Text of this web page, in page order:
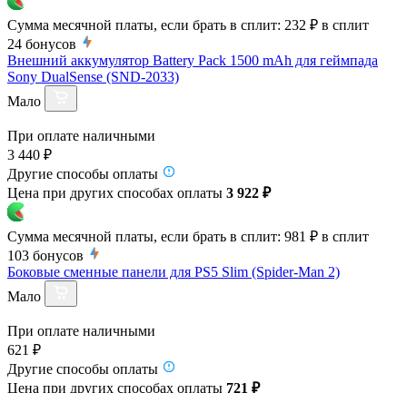
Сумма месячной платы, если брать в сплит: 232 ₽ в сплит
24 бонусов
Внешний аккумулятор Battery Pack 1500 mAh для геймпада
Sony DualSense (SND-2033)
Мало
При оплате наличными
3 440 ₽
Другие способы оплаты
Цена при других способах оплаты 3 922 ₽
Сумма месячной платы, если брать в сплит: 981 ₽ в сплит
103 бонусов
Боковые сменные панели для PS5 Slim (Spider-Man 2)
Мало
При оплате наличными
621 ₽
Другие способы оплаты
Цена при других способах оплаты 721 ₽